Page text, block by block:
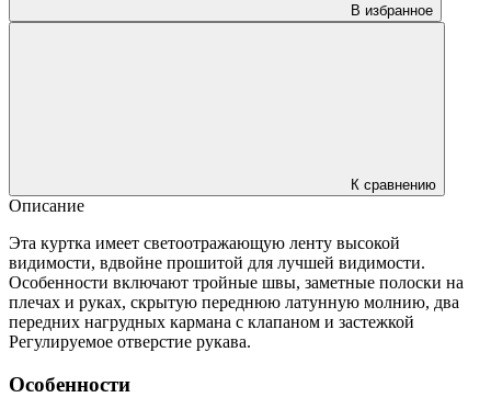
В избранное
К сравнению
Описание
Эта куртка имеет светоотражающую ленту высокой
видимости, вдвойне прошитой для лучшей видимости.
Особенности включают тройные швы, заметные полоски на
плечах и руках, скрытую переднюю латунную молнию, два
передних нагрудных кармана с клапаном и застежкой
Регулируемое отверстие рукава.
Особенности